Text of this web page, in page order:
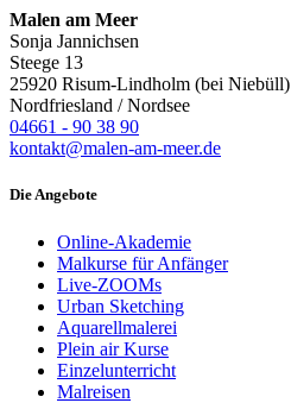
Malen am Meer
Sonja Jannichsen
Steege 13
25920 Risum-Lindholm (bei Niebüll)
Nordfriesland / Nordsee
04661 - 90 38 90
kontakt@malen-am-meer.de
Die Angebote
Online-Akademie
Malkurse für Anfänger
Live-ZOOMs
Urban Sketching
Aquarellmalerei
Plein air Kurse
Einzelunterricht
Malreisen